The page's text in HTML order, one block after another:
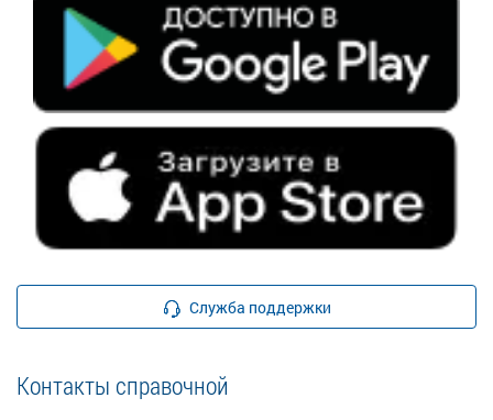
Служба поддержки
Контакты справочной